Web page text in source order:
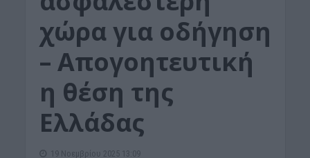
χώρα για οδήγηση
– Απογοητευτική
η θέση της
Ελλάδας
19 Νοεμβρίου 2025 13:09